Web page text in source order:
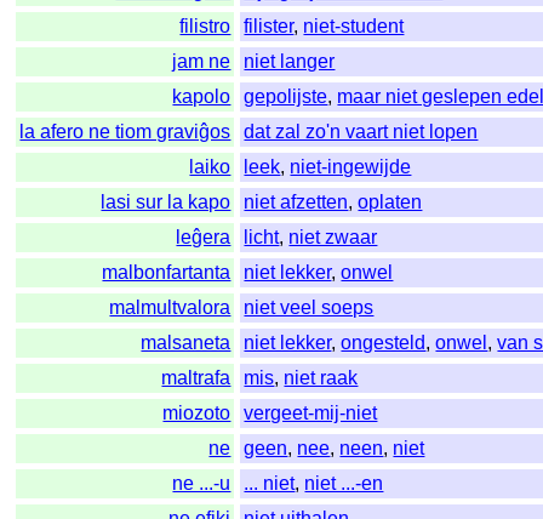
filistro
filister, niet-student
jam ne
niet langer
kapolo
gepolijste, maar niet geslepen
la afero ne tiom graviĝos
dat zal zo'n vaart niet lopen
laiko
leek, niet-ingewijde
lasi sur la kapo
niet afzetten,oplaten
leĝera
licht, niet zwaar
malbonfartanta
niet lekker,onwel
malmultvalora
niet veel soeps
malsaneta
niet lekker,ongesteld,onwel ,van
maltrafa
mis, niet raak
miozoto
vergeet-mij-niet
ne
geen, nee, neen, niet
ne ...-u
... niet, niet ...-en